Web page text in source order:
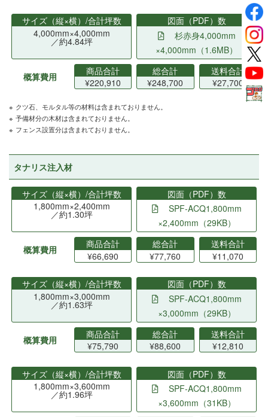
サイズ（縦×横）/合計坪数
4,000mm×4,000mm
／約4.84坪
図面（PDF）数
杉赤身4,000mm
×4,000mm（1.6MB）
概算費用
商品合計
¥220,910
総合計
¥248,700
送料合計
¥27,700
クツ石、モルタル等の材料は含まれておりません。
予備材分の木材は含まれておりません。
フェンス設置分は含まれておりません。
タナリス注入材
サイズ（縦×横）/合計坪数
1,800mm×2,400mm
／約1.30坪
図面（PDF）数
SPF-ACQ1,800mm
×2,400mm（29KB）
概算費用
商品合計
¥66,690
総合計
¥77,760
送料合計
¥11,070
サイズ（縦×横）/合計坪数
1,800mm×3,000mm
／約1.63坪
図面（PDF）数
SPF-ACQ1,800mm
×3,000mm（29KB）
概算費用
商品合計
¥75,790
総合計
¥88,600
送料合計
¥12,810
サイズ（縦×横）/合計坪数
1,800mm×3,600mm
／約1.96坪
図面（PDF）数
SPF-ACQ1,800mm
×3,600mm（31KB）